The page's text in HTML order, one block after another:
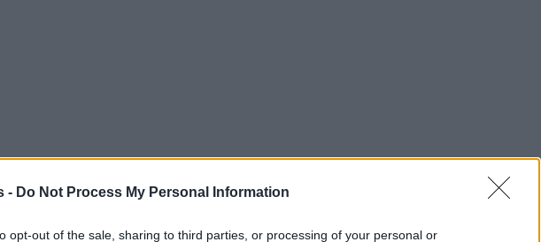
- Do Not Process My Personal Information
opt-out of the sale, sharing to third parties, or processing of your personal or